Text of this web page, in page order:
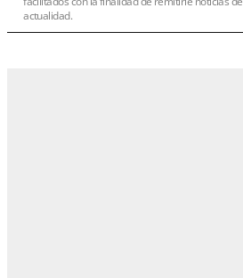
actualidad.